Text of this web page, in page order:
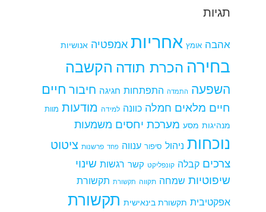
תגיות
אהבה אומץ אחריות אמפטיה אנושיות
בחירה הכרת תודה הקשבה
השפעה התמדה התפתחות חגיגה חיבור חיים
חיים מלאים חמלה כוונה למידה מודעות מוות
מנהיגות מסע מערכת יחסים משמעות
נוכחות ניהול סיפור ענווה פחד פרשנות ציטוט
צרכים קבלה קונפליקט קשר רגשות שינוי
שיפוטיות שמחה תקווה תקשורת תקשורת
אפקטיבית תקשורת בינאישית תקשורת